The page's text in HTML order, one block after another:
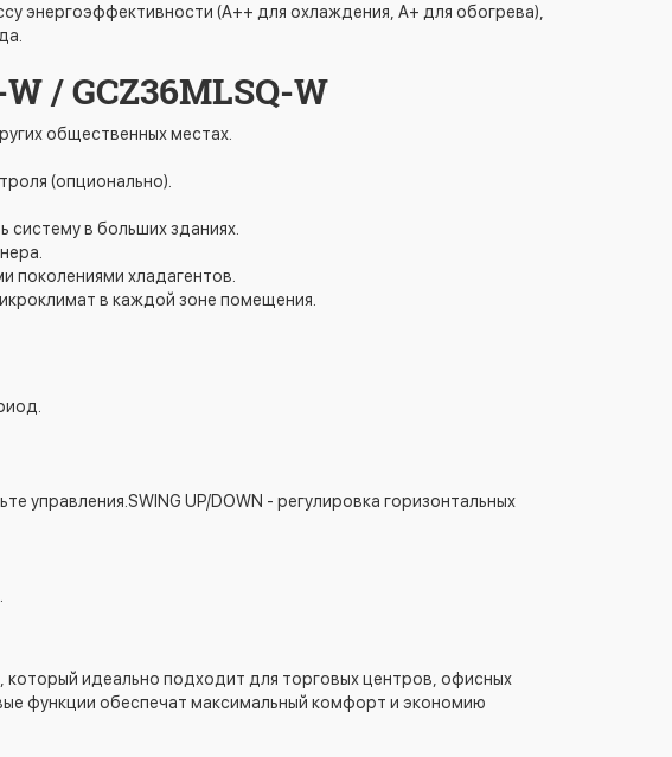
энергоэффективности (A++ для охлаждения, A+ для обогрева),
/ GCZ36MLSQ-W
общественных местах.
(опционально).
систему в больших зданиях.
поколениями хладагентов.
в каждой зоне помещения.
управления.SWING UP/DOWN - регулировка горизонтальных
идеально подходит для торговых центров, офисных
функции обеспечат максимальный комфорт и экономию